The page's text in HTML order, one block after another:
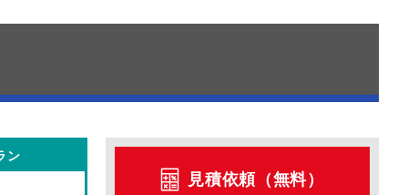
ン
見積依頼（無料）